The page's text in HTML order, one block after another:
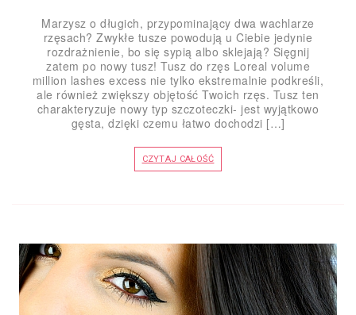
Marzysz o długich, przypominający dwa wachlarze
rzęsach? Zwykłe tusze powodują u Ciebie jedynie
rozdrażnienie, bo się sypią albo sklejają? Sięgnij
zatem po nowy tusz! Tusz do rzęs Loreal volume
million lashes excess nie tylko ekstremalnie podkreśli,
ale również zwiększy objętość Twoich rzęs. Tusz ten
charakteryzuje nowy typ szczoteczki- jest wyjątkowo
gęsta, dzięki czemu łatwo dochodzi […]
CZYTAJ CAŁOŚĆ